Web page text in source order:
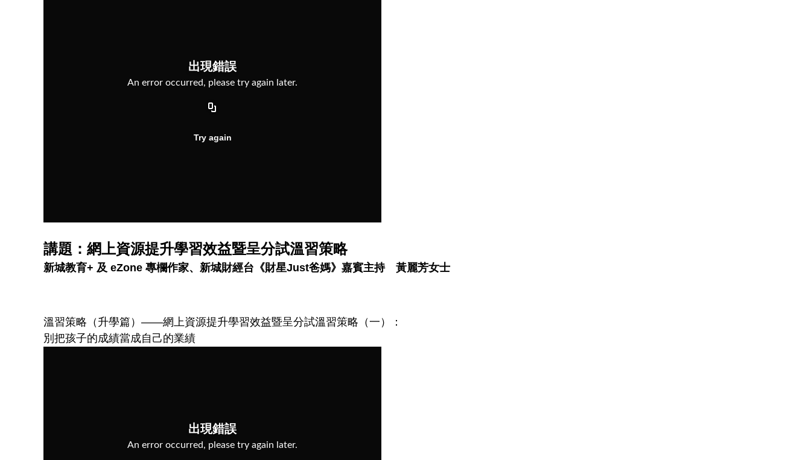
講題：網上資源提升學習效益暨呈分試溫習策略
新城教育+ 及 eZone 專欄作家、新城財經台《財星Just爸媽》嘉賓主持 黃麗芳女士
溫習策略（升學篇）——網上資源提升學習效益暨呈分試溫習策略（一）：
別把孩子的成績當成自己的業績